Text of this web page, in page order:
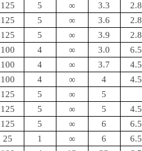
125 5 ∞ 3.3 2.8
125 5 ∞ 3.6 2.8
125 5 ∞ 3.9 2.8
100 4 ∞ 3.0 6.5
100 4 ∞ 3.7 4.5
100 4 ∞ 4 4.5
125 5 ∞
5
125 5 ∞ 5 4.5
125 5 ∞ 6 6.5
25 1 ∞ 6 6.5